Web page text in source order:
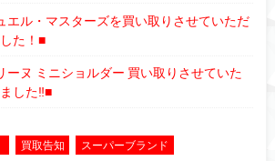
エル・マスターズを買い取りさせていただ
た！■
ーヌ ミニショルダー 買い取りさせていた
した‼■
買取告知
スーパーブランド